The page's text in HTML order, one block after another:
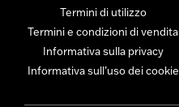
Termini di utilizzo
Termini e condizioni di vendita
Informativa sulla privacy
Informativa sull’uso dei cookie